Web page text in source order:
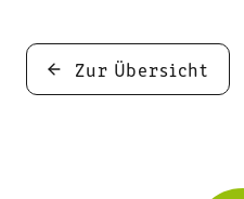
Zur Übersicht